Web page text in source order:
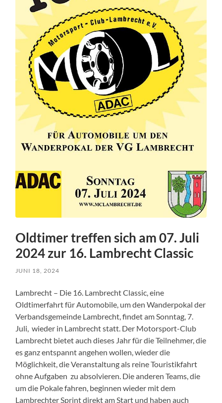
Oldtimer treffen sich am 07. Juli
2024 zur 16. Lambrecht Classic
JUNI 18, 2024
Lambrecht – Die 16. Lambrecht Classic, eine
Oldtimerfahrt für Automobile, um den Wanderpokal der
Verbandsgemeinde Lambrecht, findet am Sonntag, 7.
Juli, wieder in Lambrecht statt. Der Motorsport-Club
Lambrecht bietet auch dieses Jahr für die Teilnehmer, die
es ganz entspannt angehen wollen, wieder die
Möglichkeit, die Veranstaltung als reine Touristikfahrt
ohne Aufgaben zu absolvieren. Die anderen Teams, die
um die Pokale fahren, beginnen wieder mit dem
Lambrechter Sprint direkt am Start und haben auch